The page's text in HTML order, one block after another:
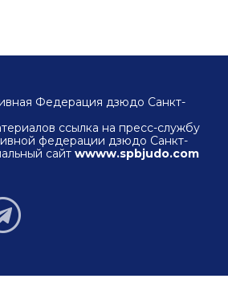
Федерация дзюдо Санкт-
ссылка на пресс-службу
федерации дзюдо Санкт-
сайт wwww.spbjudo.com